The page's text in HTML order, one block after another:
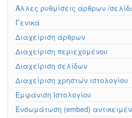
Άλλες ρυθμίσεις άρθρων /
Γενικά
Διαχείριση άρθρων
Διαχείριση περιεχομένου
Διαχείριση σελίδων
Διαχείριση χρηστών ιστολογίου
Εμφάνιση Ιστολογίου
Ενσωμάτωση (embed)